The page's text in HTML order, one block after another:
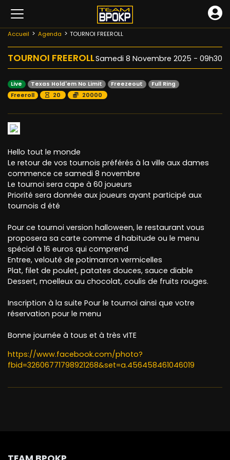
Accueil Agenda TOURNOI FREEROLL
TOURNOI FREEROLLSamedi 8 Novembre 2025 - 09h30
Live Texas Hold'em No Limit Freezeout
Full Ring
Freeroll
20 20000
Hello tout le monde
Le retour de vos tournois préférés à la ville aux dames
commence ce samedi 8 novembre
Le tournoi sera cape à 60 joueurs
Priorité sera donnée aux joueurs ayant participé aux
tournois d été
Pour ce tournoi version halloween, le restaurant vous
proposera sa carte comme d habitude ou le menu
spécial à 16 euros qui comprend
Entree, velouté de potimarron vermicelles
Plat, filet de poulet, patates douces, sauce diable
Dessert, moelleux au chocolat, coulis de fruits rouges.
Inscription à la suite Pour le tournoi ainsi que votre
réservation pour le menu
Bonne journée à tous et à très vITE
https://www.facebook.com/photo?
fbid=32606771798921268&set=a.456458461046019